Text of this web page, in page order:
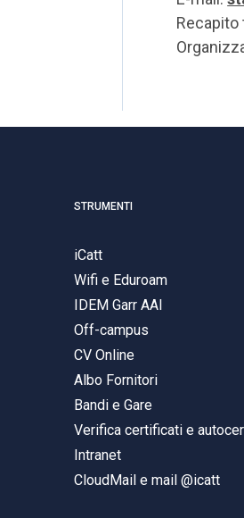
STRUMENTI
iCatt
Wifi e Eduroam
IDEM Garr AAI
Off-campus
CV Online
Albo Fornitori
Bandi e Gare
Verifica certificati e
Intranet
CloudMail e mail @icatt